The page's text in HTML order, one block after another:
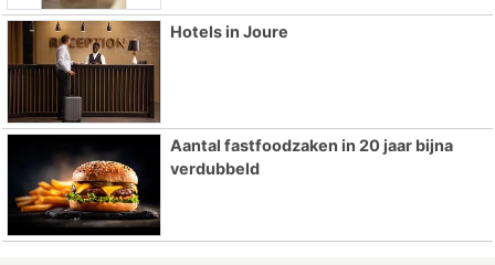
Hotels in Joure
Aantal fastfoodzaken in 20 jaar bijna
verdubbeld